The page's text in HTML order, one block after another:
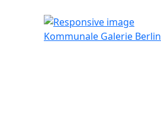
Kommunale Galerie Berlin